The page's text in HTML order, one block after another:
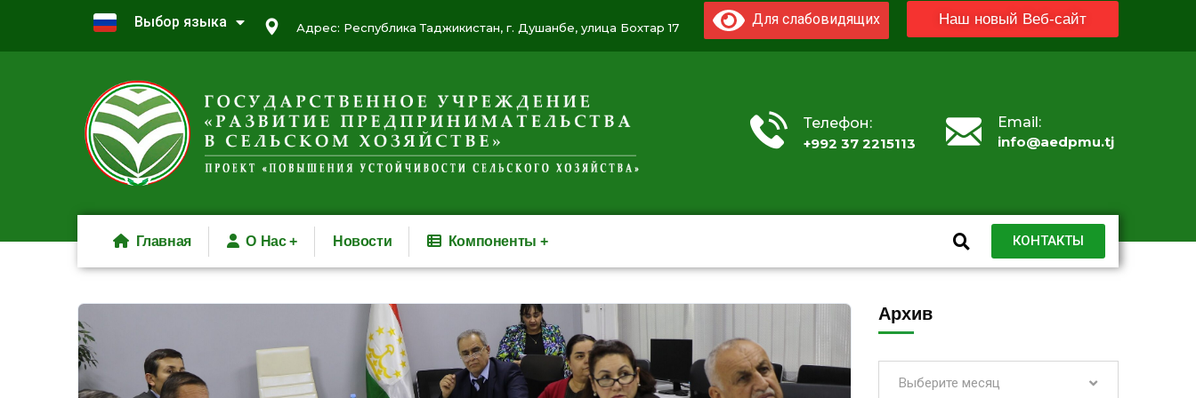
Выбор языка Адрес: Республика Таджикистан, г. Душанбе, улица Бохтар 17
Для слабовидящих Наш новый Веб-сайт
Телефон:
+992 37 2215113
Email:
info@aedpmu.tj
Главная О Нас Новости Компоненты КОНТАКТЫ
Архив
Выберите месяц